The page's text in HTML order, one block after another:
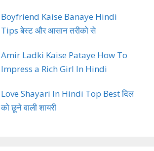
Boyfriend Kaise Banaye Hindi
Tips बेस्ट और आसान तरीको से
Amir Ladki Kaise Pataye How To
Impress a Rich Girl In Hindi
Love Shayari In Hindi Top Best दिल
को छूने वाली शायरी